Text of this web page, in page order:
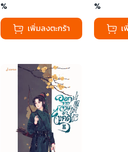
%
เพิ่มลงตะกร้า
%
เ